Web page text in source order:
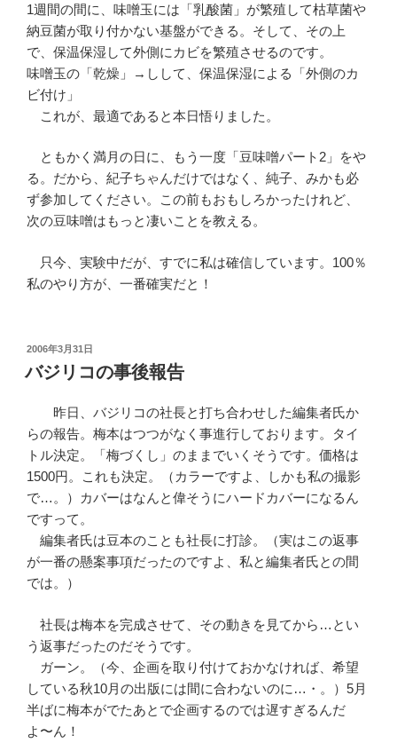
1週間の間に、味噌玉には「乳酸菌」が繁殖して枯草菌や
納豆菌が取り付かない基盤ができる。そして、その上
で、保温保湿して外側にカビを繁殖させるのです。
味噌玉の「乾燥」→しして、保温保湿による「外側のカ
ビ付け」
これが、最適であると本日悟りました。
ともかく満月の日に、もう一度「豆味噌パート2」をや
る。だから、紀子ちゃんだけではなく、純子、みかも必
ず参加してください。この前もおもしろかったけれど、
次の豆味噌はもっと凄いことを教える。
只今、実験中だが、すでに私は確信しています。100％
私のやり方が、一番確実だと！
投
日:
2006年3月31日
バジリコの事後報告
昨日、バジリコの社長と打ち合わせした編集者氏か
らの報告。梅本はつつがなく事進行しております。タイ
トル決定。「梅づくし」のままでいくそうです。価格は
1500円。これも決定。（カラーですよ、しかも私の撮影
で…。）カバーはなんと偉そうにハードカバーになるん
ですって。
編集者氏は豆本のことも社長に打診。（実はこの返事
が一番の懸案事項だったのですよ、私と編集者氏との間
では。）
社長は梅本を完成させて、その動きを見てから…とい
う返事だったのだそうです。
ガーン。（今、企画を取り付けておかなければ、希望
している秋10月の出版には間に合わないのに…・。）5月
半ばに梅本がでたあとで企画するのでは遅すぎるんだ
よ〜ん！